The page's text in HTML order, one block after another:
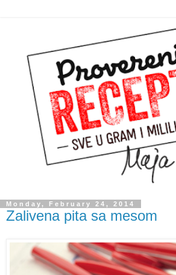
Monday, February 24, 2014
Zalivena pita sa mesom